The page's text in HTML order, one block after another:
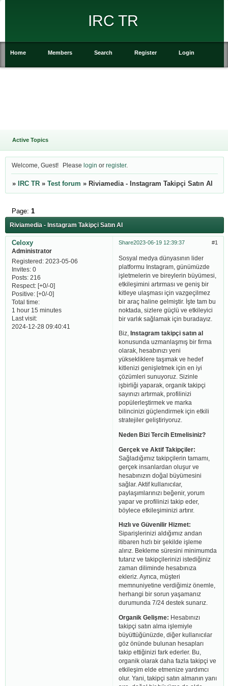
IRC TR
Home Members Search Register Login
Active Topics
Welcome, Guest! Pleaselogin orregister.
» IRC TR » Test forum » Riviamedia - Instagram Takipçi Satın Al
Riviamedia - Instagram Takipçi Satın Al
Page: 1
Share 1
2023-06-19 12:39:37
Celoxy
Administrator
Registered : 2023-05-06
Invites:0
Posts:216
Respect: [+0/-0]
Positive: [+0/-0]
Total time:
1 hour 15 minutes
Last visit:
2024-12-28 09:40:41
Sosyal medya dünyasının lider
platformu Instagram, günümüzde
işletmelerin ve bireylerin büyümesi,
etkileşimini artırması ve geniş bir
kitleye ulaşması için vazgeçilmez
bir araç haline gelmiştir. İşte tam bu
noktada, sizlere güçlü ve etkileyici
bir varlık sağlamak için buradayız.
Biz,
Instagram takipçi satın al
konusunda uzmanlaşmış bir firma
olarak, hesabınızı yeni
yüksekliklere taşımak ve hedef
kitlenizi genişletmek için en iyi
çözümleri sunuyoruz. Sizinle
işbirliği yaparak, organik takipçi
sayınızı artırmak, profilinizi
popülerleştirmek ve marka
bilincinizi güçlendirmek için etkili
stratejiler geliştiriyoruz.
Neden Bizi Tercih Etmelisiniz?
Gerçek ve Aktif Takipçiler:
Sağladığımız takipçilerin tamamı,
gerçek insanlardan oluşur ve
hesabınızın doğal büyümesini
sağlar. Aktif kullanıcılar,
paylaşımlarınızı beğenir, yorum
yapar ve profilinizi takip eder,
böylece etkileşiminizi artırır.
Hızlı ve Güvenilir Hizmet:
Siparişlerinizi aldığımız andan
itibaren hızlı bir şekilde işleme
alırız. Bekleme süresini minimumda
tutarız ve takipçilerinizi istediğiniz
zaman diliminde hesabınıza
ekleriz. Ayrıca, müşteri
memnuniyetine verdiğimiz önemle,
herhangi bir sorun yaşamanız
durumunda 7/24 destek sunarız.
Organik Gelişme: Hesabınızı
takipçi satın alma işlemiyle
büyüttüğünüzde, diğer kullanıcılar
göz önünde bulunan hesapları
takip ettiğinizi fark ederler. Bu,
organik olarak daha fazla takipçi ve
etkileşim elde etmenize yardımcı
olur. Yani, takipçi satın almanın yanı